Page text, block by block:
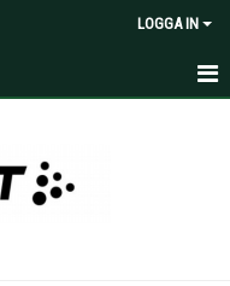
LOGGA IN